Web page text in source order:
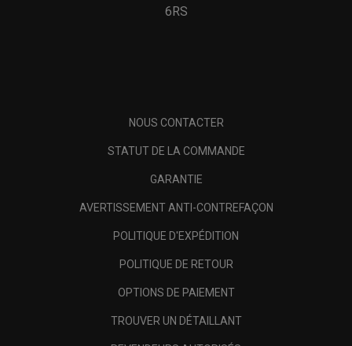
6RS
NOUS CONTACTER
STATUT DE LA COMMANDE
GARANTIE
AVERTISSEMENT ANTI-CONTREFAÇON
POLITIQUE D'EXPÉDITION
POLITIQUE DE RETOUR
OPTIONS DE PAIEMENT
TROUVER UN DÉTAILLANT